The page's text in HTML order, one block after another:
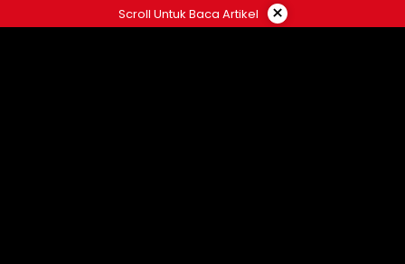
ke
Scroll Untuk Baca Artikel ×